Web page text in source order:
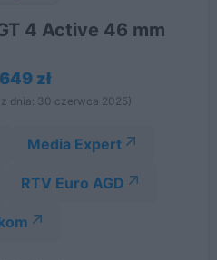
4 Active 46 mm
649 zł
dnia: 30 czerwca 2025)
Media Expert
RTV Euro AGD